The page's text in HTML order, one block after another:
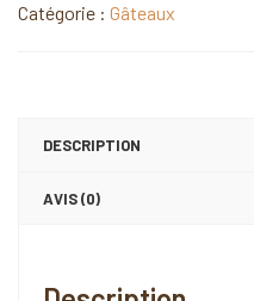
Catégorie : Gâteaux
DESCRIPTION
AVIS (0)